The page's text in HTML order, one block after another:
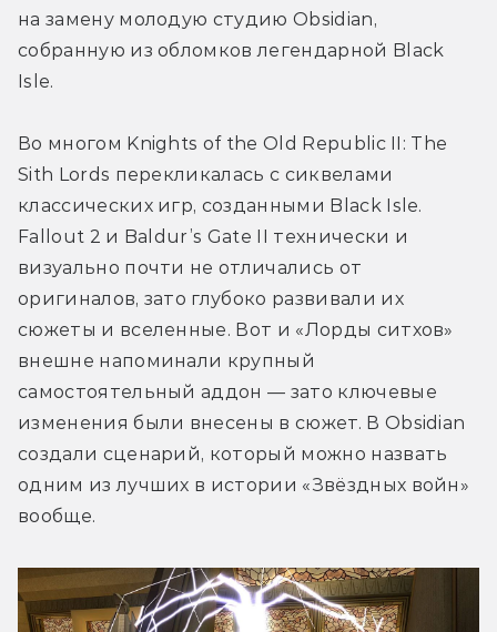
на замену молодую студию Obsidian,
собранную из обломков легендарной Black
Isle.
Во многом Knights of the Old Republic II: The
Sith Lords перекликалась с сиквелами
классических игр, созданными Black Isle.
Fallout 2 и Baldur’s Gate II технически и
визуально почти не отличались от
оригиналов, зато глубоко развивали их
сюжеты и вселенные. Вот и «Лорды ситхов»
внешне напоминали крупный
самостоятельный аддон — зато ключевые
изменения были внесены в сюжет. В Obsidian
создали сценарий, который можно назвать
одним из лучших в истории «Звёздных войн»
вообще.